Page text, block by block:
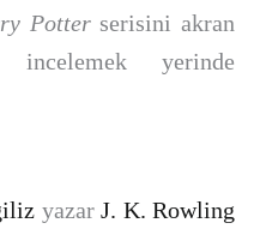
Potterserisini akran
incelemek yerinde
yazarJ. K. Rowling